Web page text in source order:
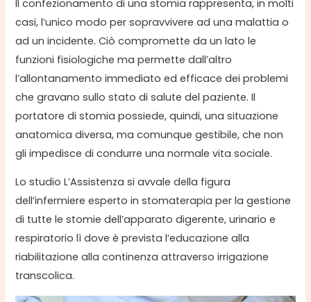
Il confezionamento di una stomia rappresenta, in molti
casi, l’unico modo per sopravvivere ad una malattia o
ad un incidente. Ciò compromette da un lato le
funzioni fisiologiche ma permette dall’altro
l’allontanamento immediato ed efficace dei problemi
che gravano sullo stato di salute del paziente. Il
portatore di stomia possiede, quindi, una situazione
anatomica diversa, ma comunque gestibile, che non
gli impedisce di condurre una normale vita sociale.
Lo studio L’Assistenza si avvale della figura
dell’infermiere esperto in stomaterapia per la gestione
di tutte le stomie dell’apparato digerente, urinario e
respiratorio lì dove è prevista l’educazione alla
riabilitazione alla continenza attraverso irrigazione
transcolica.